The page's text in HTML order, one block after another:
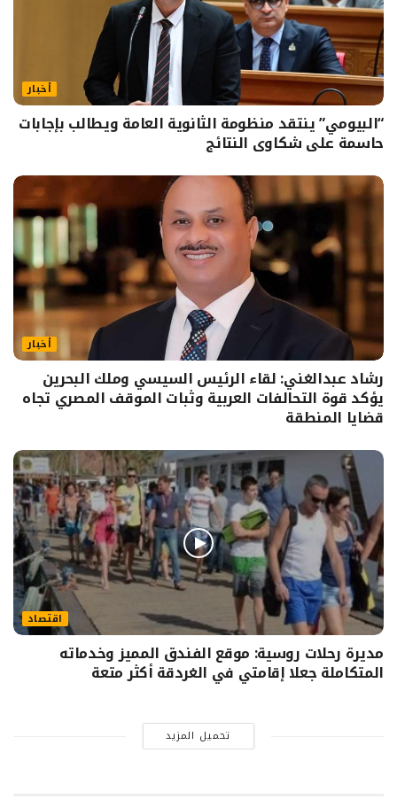
أخبار
“البيومي” ينتقد منظومة الثانوية العامة ويطالب بإجابات
حاسمة على شكاوى النتائج
أخبار
رشاد عبدالغني: لقاء الرئيس السيسي وملك البحرين
يؤكد قوة التحالفات العربية وثبات الموقف المصري تجاه
قضايا المنطقة
اقتصاد
مديرة رحلات روسية: موقع الفندق المميز وخدماته
المتكاملة جعلا إقامتي في الغردقة أكثر متعة
تحميل المزيد